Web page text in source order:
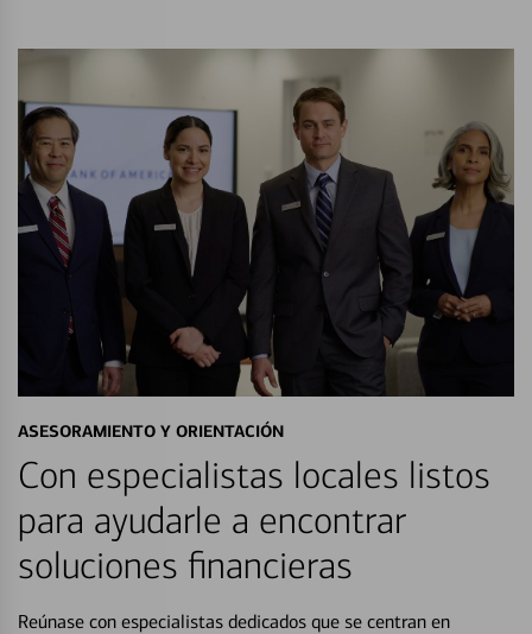
ASESORAMIENTO Y ORIENTACIÓN
Con especialistas locales listos
para ayudarle a encontrar
soluciones financieras
Reúnase con especialistas dedicados que se centran en